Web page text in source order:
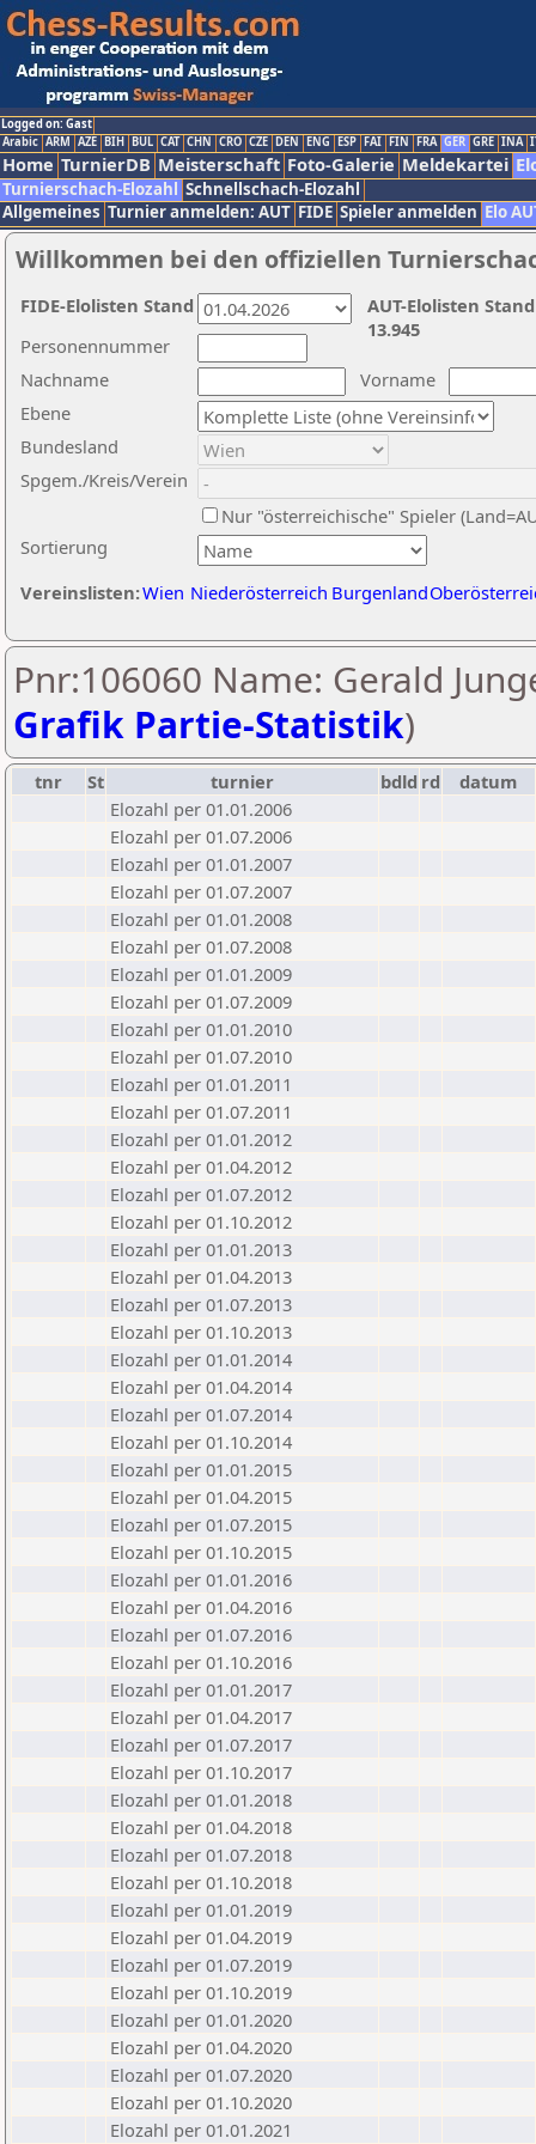
Logged on: Gast
Arabic ARM AZE BIH BUL CAT CHN CRO CZE DEN ENG ESP FAI FIN FRA GER GRE INA
Home TurnierDB Meisterschaft Foto-Galerie Meldekartei
Turnierschach-Elozahl Schnellschach-Elozahl
Allgemeines Turnier anmelden: AUT FIDE Spieler anmelden Elo
Willkommen bei den offiziellen
Nachname
Vorname
Ebene
Sortierung
Personennummer
Bundesland
Spgem./Kreis/Verein
Nur "österreichische" Spieler
Vereinslisten:Wien Niederösterreich Burgenland
AUT-Elolisten
13.945
FIDE-Elolisten Stand
Pnr:106060 Name: Gerald
Grafik Partie-Statistik)
tnr St turnier bdld rd
datum
Elozahl per 01.01.2006
Elozahl per 01.07.2006
Elozahl per 01.01.2007
Elozahl per 01.07.2007
Elozahl per 01.01.2008
Elozahl per 01.07.2008
Elozahl per 01.01.2009
Elozahl per 01.07.2009
Elozahl per 01.01.2010
Elozahl per 01.07.2010
Elozahl per 01.01.2011
Elozahl per 01.07.2011
Elozahl per 01.01.2012
Elozahl per 01.04.2012
Elozahl per 01.07.2012
Elozahl per 01.10.2012
Elozahl per 01.01.2013
Elozahl per 01.04.2013
Elozahl per 01.07.2013
Elozahl per 01.10.2013
Elozahl per 01.01.2014
Elozahl per 01.04.2014
Elozahl per 01.07.2014
Elozahl per 01.10.2014
Elozahl per 01.01.2015
Elozahl per 01.04.2015
Elozahl per 01.07.2015
Elozahl per 01.10.2015
Elozahl per 01.01.2016
Elozahl per 01.04.2016
Elozahl per 01.07.2016
Elozahl per 01.10.2016
Elozahl per 01.01.2017
Elozahl per 01.04.2017
Elozahl per 01.07.2017
Elozahl per 01.10.2017
Elozahl per 01.01.2018
Elozahl per 01.04.2018
Elozahl per 01.07.2018
Elozahl per 01.10.2018
Elozahl per 01.01.2019
Elozahl per 01.04.2019
Elozahl per 01.07.2019
Elozahl per 01.10.2019
Elozahl per 01.01.2020
Elozahl per 01.04.2020
Elozahl per 01.07.2020
Elozahl per 01.10.2020
Elozahl per 01.01.2021